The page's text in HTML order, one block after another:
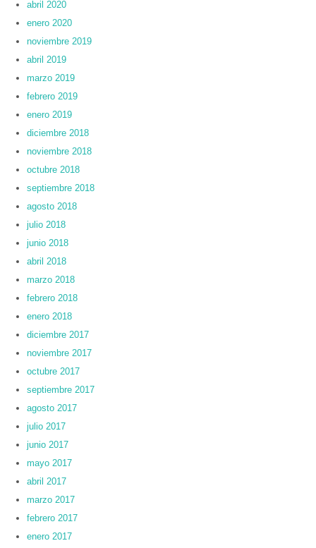
abril 2020
enero 2020
noviembre 2019
abril 2019
marzo 2019
febrero 2019
enero 2019
diciembre 2018
noviembre 2018
octubre 2018
septiembre 2018
agosto 2018
julio 2018
junio 2018
abril 2018
marzo 2018
febrero 2018
enero 2018
diciembre 2017
noviembre 2017
octubre 2017
septiembre 2017
agosto 2017
julio 2017
junio 2017
mayo 2017
abril 2017
marzo 2017
febrero 2017
enero 2017